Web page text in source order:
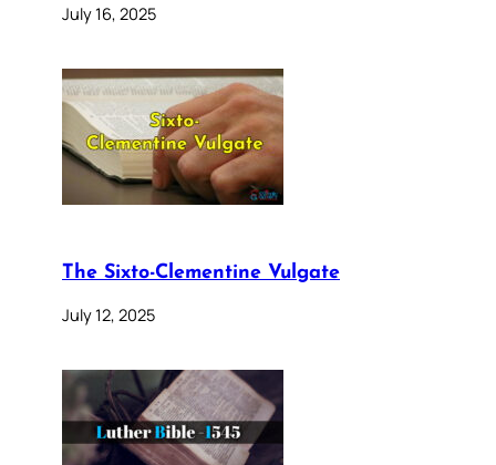
July 16, 2025
The Sixto-Clementine Vulgate
July 12, 2025